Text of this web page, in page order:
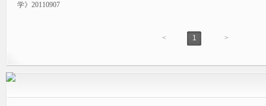
学》20110907
< 1 >